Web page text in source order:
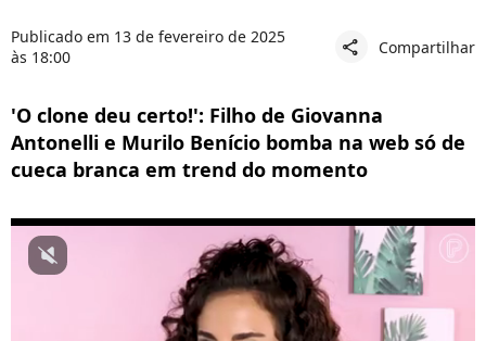
Publicado em 13 de fevereiro de 2025
às 18:00
share Compartilhar
'O clone deu certo!': Filho de Giovanna
Antonelli e Murilo Benício bomba na web só de
cueca branca em trend do momento